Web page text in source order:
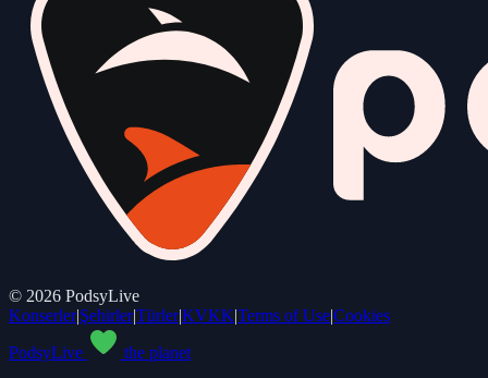
© 2026 PodsyLive
Konserler|Şehirler|Türler|KVKK|Terms of Use|Cookies
PodsyLive
the planet